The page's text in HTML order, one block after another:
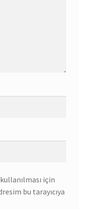
için
bu tarayıcıya